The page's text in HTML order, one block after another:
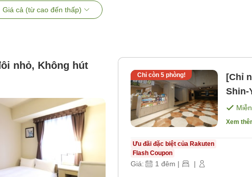
Giá cả (từ cao đến thấp)
nhỏ, Không hút
Chỉ còn 5phòng!
[Chỉ
Shin-
Tok
Xem
Ưu đãi đặc biệt của Rakuten
Flash Coupon
Giá: 1 đêm | |